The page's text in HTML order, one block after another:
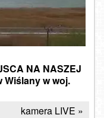
NA NASZEJ
Wiślany w woj.
kamera LIVE »